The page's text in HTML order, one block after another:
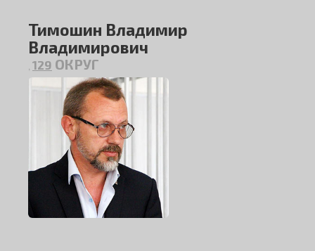
Тимошин Владимир
Владимирович
129 ОКРУГ